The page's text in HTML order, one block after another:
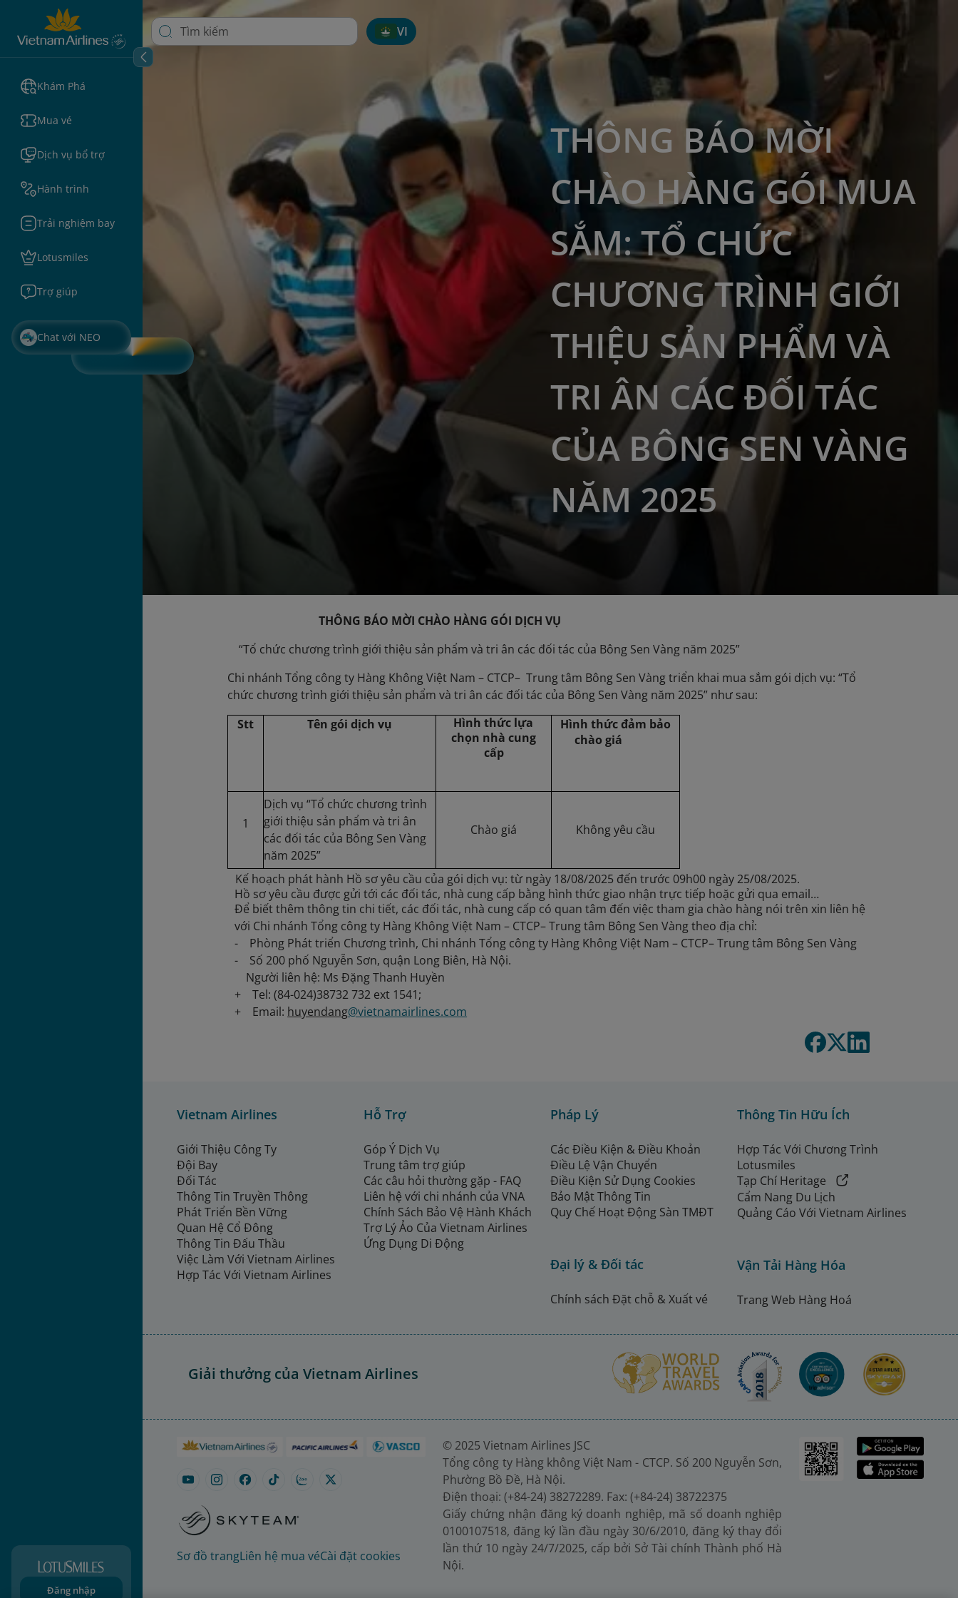
Khám Phá
Mua vé
Dịch vụ bổ trợ
Hành trình
Trải nghiệm bay
Lotusmiles
Trợ giúp
Chat với NEO
Đăng nhập
VI
THÔNG BÁO MỜI
CHÀO HÀNG GÓI MUA
SẮM: TỔ CHỨC
CHƯƠNG TRÌNH GIỚI
THIỆU SẢN PHẨM VÀ
TRI ÂN CÁC ĐỐI TÁC
CỦA BÔNG SEN VÀNG
NĂM 2025
THÔNG BÁO MỜI CHÀO HÀNG GÓI DỊCH VỤ
“Tổ chức chương trình giới thiệu sản phẩm và tri ân các đối tác của Bông Sen Vàng năm 2025”
Chi nhánh Tổng công ty Hàng Không Việt Nam – CTCP– Trung tâm Bông Sen Vàng triển khai mua sắm gói dịch vụ: “Tổ
chức chương trình giới thiệu sản phẩm và tri ân các đối tác của Bông Sen Vàng năm 2025” như sau:
Stt
Tên gói dịch vụ
Hình thức lựa
chọn nhà cung
cấp
Hình thức đảm bảo
chào giá
1
Dịch vụ “Tổ chức chương trình
giới thiệu sản phẩm và tri ân
các đối tác của Bông Sen Vàng
năm 2025”
Chào giá Không yêu cầu
Kế hoạch phát hành Hồ sơ yêu cầu của gói dịch vụ: từ ngày 18/08/2025 đến trước 09h00 ngày 25/08/2025.
Hồ sơ yêu cầu được gửi tới các đối tác, nhà cung cấp bằng hình thức giao nhận trực tiếp hoặc gửi qua email…
Để biết thêm thông tin chi tiết, các đối tác, nhà cung cấp có quan tâm đến việc tham gia chào hàng nói trên xin liên hệ
với Chi nhánh Tổng công ty Hàng Không Việt Nam – CTCP– Trung tâm Bông Sen Vàng theo địa chỉ:
- Phòng Phát triển Chương trình, Chi nhánh Tổng công ty Hàng Không Việt Nam – CTCP– Trung tâm Bông Sen Vàng
- Số 200 phố Nguyễn Sơn, quận Long Biên, Hà Nội.
Người liên hệ: Ms Đặng Thanh Huyền
+ Tel: (84-024)38732 732 ext 1541;
+ Email: huyendang@vietnamairlines.com
Vietnam Airlines
Giới Thiệu Công Ty
Đội Bay
Đối Tác
Thông Tin Truyền Thông
Phát Triển Bền Vững
Quan Hệ Cổ Đông
Thông Tin Đấu Thầu
Việc Làm Với Vietnam Airlines
Hợp Tác Với Vietnam Airlines
Hỗ Trợ
Góp Ý Dịch Vụ
Trung tâm trợ giúp
Các câu hỏi thường gặp - FAQ
Liên hệ với chi nhánh của VNA
Chính Sách Bảo Vệ Hành Khách
Trợ Lý Ảo Của Vietnam Airlines
Ứng Dụng Di Động
Pháp Lý
Các Điều Kiện & Điều Khoản
Điều Lệ Vận Chuyển
Điều Kiện Sử Dụng Cookies
Bảo Mật Thông Tin
Quy Chế Hoạt Động Sàn TMĐT
Đại lý & Đối tác
Chính sách Đặt chỗ & Xuất vé
Thông Tin Hữu Ích
Hợp Tác Với Chương Trình
Lotusmiles
Tạp Chí Heritage
Cẩm Nang Du Lịch
Quảng Cáo Với Vietnam Airlines
Vận Tải Hàng Hóa
Trang Web Hàng Hoá
Giải thưởng của Vietnam Airlines
Sơ đồ trangLiên hệ mua véCài đặt cookies
© 2025 Vietnam Airlines JSC
Tổng công ty Hàng không Việt Nam - CTCP. Số 200 Nguyễn Sơn,
Phường Bồ Đề, Hà Nội.
Điện thoại: (+84-24) 38272289. Fax: (+84-24) 38722375
Giấy chứng nhận đăng ký doanh nghiệp, mã số doanh nghiệp
0100107518, đăng ký lần đầu ngày 30/6/2010, đăng ký thay đổi
lần thứ 10 ngày 24/7/2025, cấp bởi Sở Tài chính Thành phố Hà
Nội.